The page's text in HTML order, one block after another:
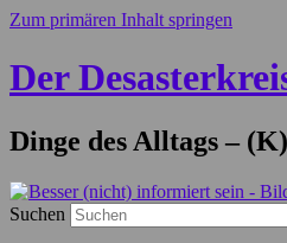
Zum primären Inhalt springen
Der
Dinge des Alltags –
Suchen